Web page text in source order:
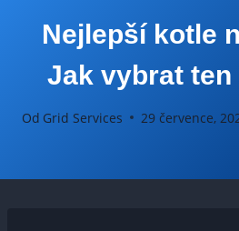
Nejlepší kotle
Jak vybrat
Od Grid Services 29 července,